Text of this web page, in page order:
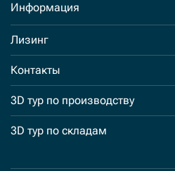
Информация
Лизинг
Контакты
3D тур по производству
3D тур по складам